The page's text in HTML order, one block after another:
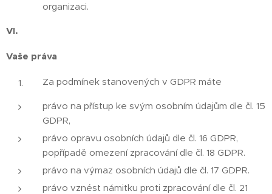
organizaci.
VI.
Vaše práva
Za podmínek stanovených v GDPR máte
právo na přístup ke svým osobním údajům dle čl. 15
GDPR,
právo opravu osobních údajů dle čl. 16 GDPR,
popřípadě omezení zpracování dle čl. 18 GDPR.
právo na výmaz osobních údajů dle čl. 17 GDPR.
právo vznést námitku proti zpracování dle čl. 21